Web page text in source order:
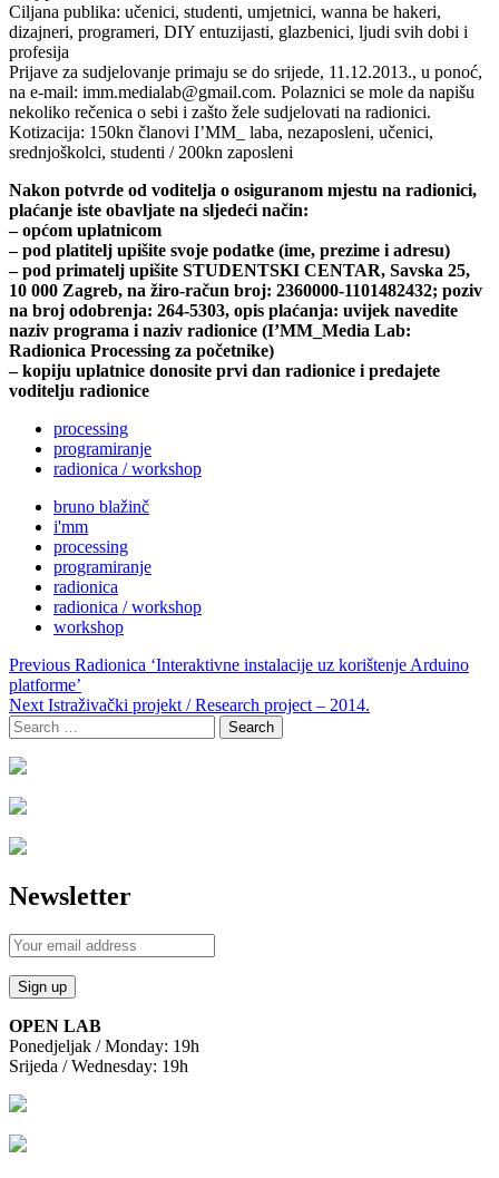
Ciljana publika: učenici, studenti, umjetnici, wanna be hakeri,
dizajneri, programeri, DIY entuzijasti, glazbenici, ljudi svih dobi i
profesija
Prijave za sudjelovanje primaju se do srijede, 11.12.2013., u ponoć,
na e-mail: imm.medialab@gmail.com. Polaznici se mole da napišu
nekoliko rečenica o sebi i zašto žele sudjelovati na radionici.
Kotizacija: 150kn članovi I’MM_ laba, nezaposleni, učenici,
srednjoškolci, studenti / 200kn zaposleni
Nakon potvrde od voditelja o osiguranom mjestu na radionici,
plaćanje iste obavljate na sljedeći način:
– općom uplatnicom
– pod platitelj upišite svoje podatke (ime, prezime i adresu)
– pod primatelj upišite STUDENTSKI CENTAR, Savska 25,
10 000 Zagreb, na žiro-račun broj: 2360000-1101482432; poziv
na broj odobrenja: 264-5303, opis plaćanja: uvijek navedite
naziv programa i naziv radionice (I’MM_Media Lab:
Radionica Processing za početnike)
– kopiju uplatnice donosite prvi dan radionice i predajete
voditelju radionice
processing
programiranje
radionica / workshop
bruno blažinč
i'mm
processing
programiranje
radionica
radionica / workshop
workshop
Post
navigation
Previous Radionica ‘Interaktivne instalacije uz korištenje Arduino
platforme’
Next Istraživački projekt / Research project – 2014.
Search
for:
Newsletter
OPEN LAB
Ponedjeljak / Monday: 19h
Srijeda / Wednesday: 19h